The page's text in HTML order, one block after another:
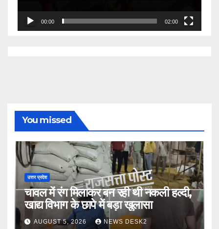
00:00 02:00
You missed
उत्तर प्रदेश
चावल में रंग मिलाकर बन रही थी नकली हल्दी,
खाद्य विभाग के छापे में बड़ा खुलासा
AUGUST 5, 2026 NEWS DESK2